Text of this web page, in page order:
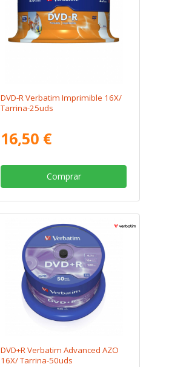
DVD-R Verbatim Imprimible 16X/
Tarrina-25uds
16,50 €
Comprar
DVD+R Verbatim Advanced AZO
16X/ Tarrina-50uds